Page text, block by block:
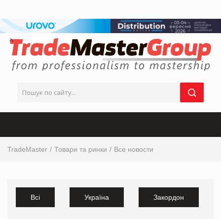
TradeMaster Товари та ринки Все новости
Всі Україна Закордон